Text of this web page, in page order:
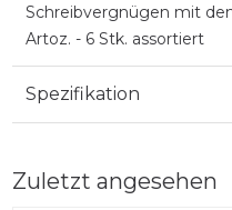
Schreibvergnügen mit
Artoz. - 6 Stk. assortiert
Spezifikation
Zuletzt angesehen